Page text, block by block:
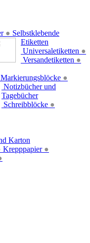
● Selbstklebende
Etiketten
Universaletiketten ●
Versandetiketten ●
●
Notizbücher und
Tagebücher
Schreibblöcke ●
Karton
Krepppapier ●